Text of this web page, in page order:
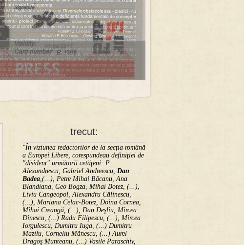
trecut:
"În viziunea redactorilor de la secţia română
a Europei Libere, corespundeau definiţiei de
"disident" următorii ce­tă­ţeni: P.
Alexandrescu, Gabriel Andreescu, Dan
Badea,(...), Petre Mihai Băcanu, Ana
Blandiana, Geo Bogza, Mihai Botez, (...),
Liviu Cangeopol, Alexandru Călinescu,
(...), Mariana Celac-Botez, Doina Cornea,
Mihai Creangă, (...), Dan Deşliu, Mircea
Dinescu, (...) Radu Filipescu, (...), Mircea
Iorgulescu, Dumitru Iuga, (...) Dumitru
Mazilu, Corneliu Mănescu, (...) Aurel
Dragoş Munteanu, (...) Vasile Paraschiv,